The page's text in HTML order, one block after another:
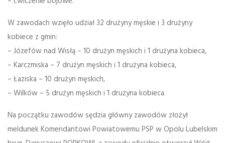
W zawodach wzięło udział 32 drużyny męskie i 3 drużyny
kobiece z gmin:
– Józefów nad Wisłą – 10 drużyn męskich i 1 drużyna kobieca,
– Karczmiska – 7 drużyn męskich i 1 drużyna kobieca,
– Łaziska – 10 drużyn męskich,
– Wilków – 5 drużyn męskich i 1 drużyna kobieca.
Na początku zawodów sędzia główny zawodów złożył
meldunek Komendantowi Powiatowemu PSP w Opolu Lubelskim